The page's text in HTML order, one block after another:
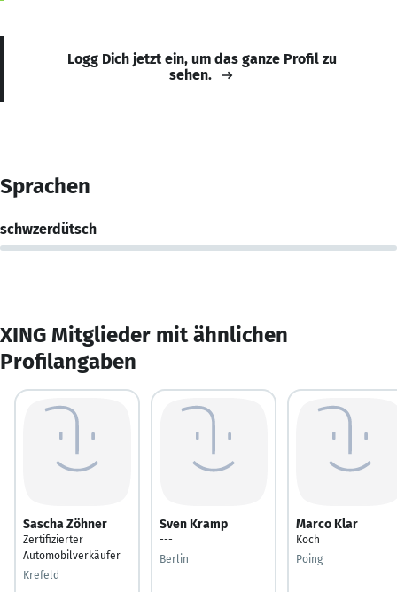
Logg Dich jetzt ein, um das ganze Profil zu
sehen.
Sprachen
schwzerdütsch
XING Mitglieder mit ähnlichen
Profilangaben
Sascha Zöhner
Zertifizierter
Automobilverkäufer
Krefeld
Sven Kramp
---
Berlin
Marco Klar
Koch
Poing